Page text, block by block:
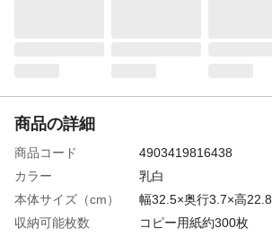
商品の詳細
商品コード
4903419816438
カラー
乳白
本体サイズ（cm）
幅32.5×奥行3.7×高22.8
収納可能枚数
コピー用紙約300枚